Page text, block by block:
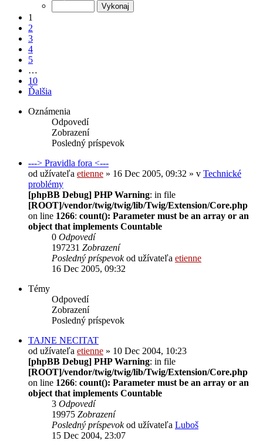
1
2
3
4
5
…
10
Ďalšia
Oznámenia
Odpovedí
Zobrazení
Posledný príspevok
---> Pravidla fora <---
od užívateľa etienne » 16 Dec 2005, 09:32 » v Technické
problémy
[phpBB Debug] PHP Warning: in file
[ROOT]/vendor/twig/twig/lib/Twig/Extension/Core.php
on line 1266: count(): Parameter must be an array or an
object that implements Countable
0 Odpovedí
197231 Zobrazení
Posledný príspevokod užívateľa etienne
16 Dec 2005, 09:32
Témy
Odpovedí
Zobrazení
Posledný príspevok
TAJNE NECITAT
od užívateľa etienne » 10 Dec 2004, 10:23
[phpBB Debug] PHP Warning: in file
[ROOT]/vendor/twig/twig/lib/Twig/Extension/Core.php
on line 1266: count(): Parameter must be an array or an
object that implements Countable
3 Odpovedí
19975 Zobrazení
Posledný príspevokod užívateľa Luboš
15 Dec 2004, 23:07